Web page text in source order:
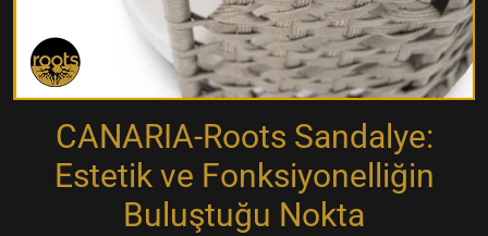
CANARIA-Roots Sandalye:
Estetik ve Fonksiyonelliğin
Buluştuğu Nokta